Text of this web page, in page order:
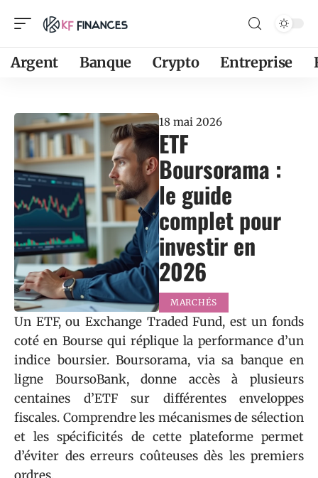
Argent Banque Crypto Entreprise
18 mai 2026
ETF
Boursorama :
le guide
complet pour
investir en
2026
MARCHÉS
Un ETF, ou Exchange Traded Fund, est un fonds
coté en Bourse qui réplique la performance d’un
indice boursier. Boursorama, via sa banque en
ligne BoursoBank, donne accès à plusieurs
centaines d’ETF sur différentes enveloppes
fiscales. Comprendre les mécanismes de sélection
et les spécificités de cette plateforme permet
d’éviter des erreurs coûteuses dès les premiers